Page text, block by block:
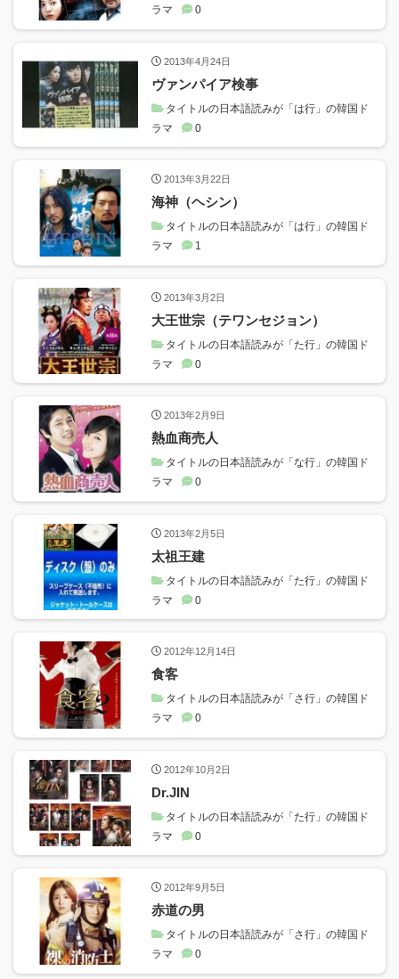
ラマ
0
2013年4月24日
ヴァンパイア検事
タイトルの日本語読みが「は行」の韓国ド
ラマ
0
2013年3月22日
海神（ヘシン）
タイトルの日本語読みが「は行」の韓国ド
ラマ
1
2013年3月2日
大王世宗（テワンセジョン）
タイトルの日本語読みが「た行」の韓国ド
ラマ
0
2013年2月9日
熱血商売人
タイトルの日本語読みが「な行」の韓国ド
ラマ
0
2013年2月5日
太祖王建
タイトルの日本語読みが「た行」の韓国ド
ラマ
0
2012年12月14日
食客
タイトルの日本語読みが「さ行」の韓国ド
ラマ
0
2012年10月2日
Dr.JIN
タイトルの日本語読みが「た行」の韓国ド
ラマ
0
2012年9月5日
赤道の男
タイトルの日本語読みが「さ行」の韓国ド
ラマ
0